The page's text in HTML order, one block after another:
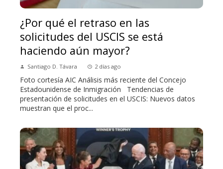
¿Por qué el retraso en las
solicitudes del USCIS se está
haciendo aún mayor?
Santiago D. Távara 2 días ago
Foto cortesía AIC Análisis más reciente del Concejo
Estadounidense de Inmigración Tendencias de
presentación de solicitudes en el USCIS: Nuevos datos
muestran que el proc...